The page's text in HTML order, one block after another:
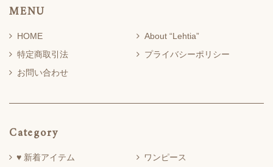
MENU
HOME
About “Lehtia”
特定商取引法
プライバシーポリシー
お問い合わせ
Category
♥ 新着アイテム
ワンピース